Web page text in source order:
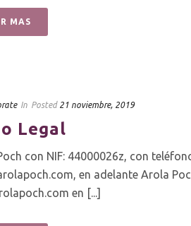
MAS
In Posted 21 noviembre, 2019
Legal
con NIF: 44000026z, con
en adelante Arola
en [...]